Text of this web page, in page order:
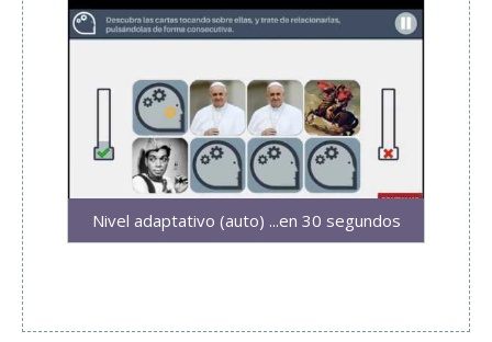
Nivel adaptativo (auto) ...en 30 segundos